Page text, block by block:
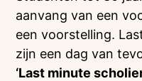
aanvang van een
een voorstelling.
zijn een dag van
‘Last minute